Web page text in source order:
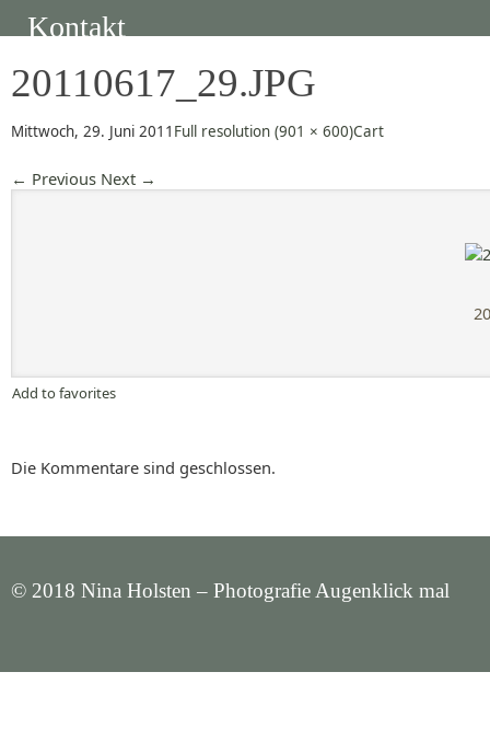
Kontakt
20110617_29.JPG
Mittwoch, 29. Juni 2011 Full resolution (901 × 600)Cart
← Previous Next →
Add to favorites
Die Kommentare sind geschlossen.
© 2018 Nina Holsten – Photografie Augenklick mal